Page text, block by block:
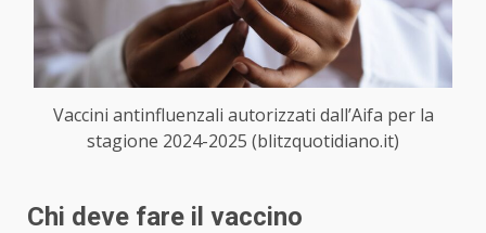
Vaccini antinfluenzali autorizzati dall’Aifa per la
stagione 2024-2025 (blitzquotidiano.it)
Chi deve fare il vaccino